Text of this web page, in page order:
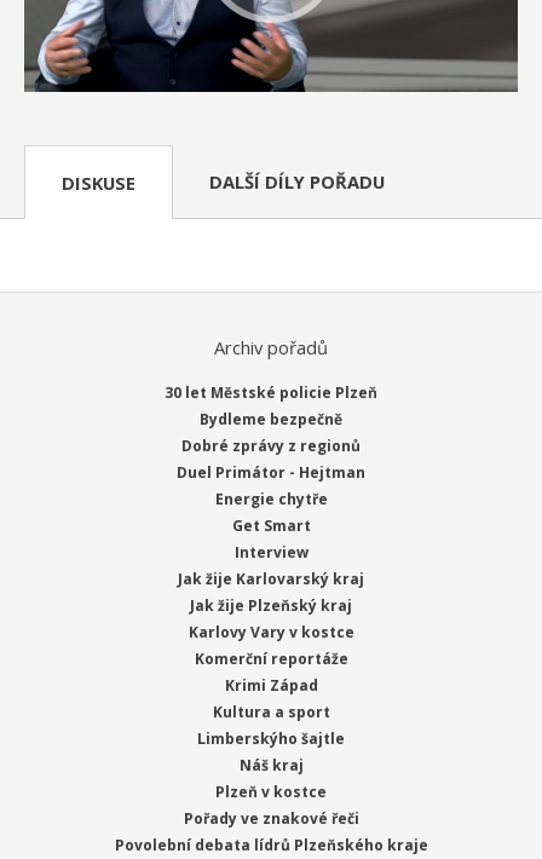
DISKUSE DALŠÍ DÍLY POŘADU
Archiv pořadů
30 let Městské policie Plzeň
Bydleme bezpečně
Dobré zprávy z regionů
Duel Primátor - Hejtman
Energie chytře
Get Smart
Interview
Jak žije Karlovarský kraj
Jak žije Plzeňský kraj
Karlovy Vary v kostce
Komerční reportáže
Krimi Západ
Kultura a sport
Limberskýho šajtle
Náš kraj
Plzeň v kostce
Pořady ve znakové řeči
Povolební debata lídrů Plzeňského kraje